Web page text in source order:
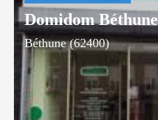
Domidom Béthune
Béthune (62400)